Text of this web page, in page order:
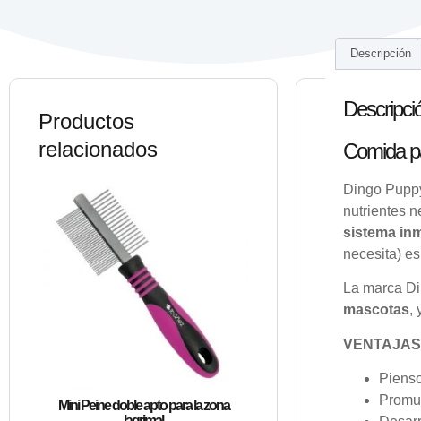
Productos
relacionados
Mini Peine doble apto para la zona
Descripción
Comida
Dingo
nutrientes
sistema
necesita)
La marca
mascotas,
VENTAJAS